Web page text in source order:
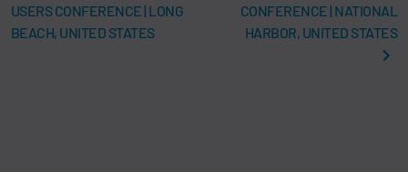
USERS CONFERENCE | LONG
BEACH, UNITED STATES
CONFERENCE | NATIONAL
HARBOR, UNITED STATES